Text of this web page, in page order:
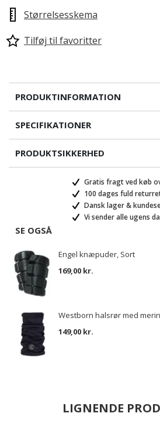
Størrelsesskema
Tilføj til favoritter
PRODUKTINFORMATION
SPECIFIKATIONER
PRODUKTSIKKERHED
Gratis fragt ved køb
100 dages fuld
Dansk lager &
Vi sender alle ugens
SE OGSÅ
Engel knæpuder, Sort
169,00 kr.
Westborn halsrør med
149,00 kr.
LIGNENDE